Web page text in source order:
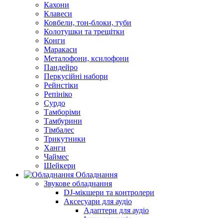
Кахони
Клавеси
Ковбели, тон-блоки, туби
Колотушки та трещітки
Конги
Маракаси
Металофони, ксилофони
Пандейро
Перкусійні набори
Рейнстіки
Репініко
Сурдо
Тамборіми
Тамбурини
Тімбалес
Трикутники
Ханги
Чаймес
Шейкери
Обладнання
Звукове обладнання
DJ-мікшери та контролери
Аксесуари для аудіо
Адаптери для аудіо